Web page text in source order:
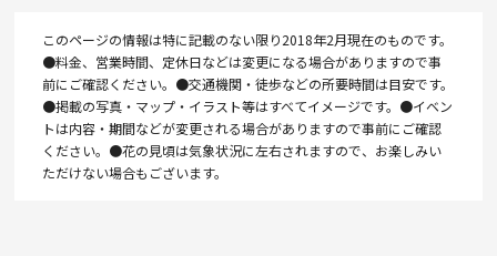
このページの情報は特に記載のない限り2018年2月現在のものです。
●料金、営業時間、定休日などは変更になる場合がありますので事
前にご確認ください。●交通機関・徒歩などの所要時間は目安です。
●掲載の写真・マップ・イラスト等はすべてイメージです。●イベン
トは内容・期間などが変更される場合がありますので事前にご確認
ください。●花の見頃は気象状況に左右されますので、お楽しみい
ただけない場合もございます。